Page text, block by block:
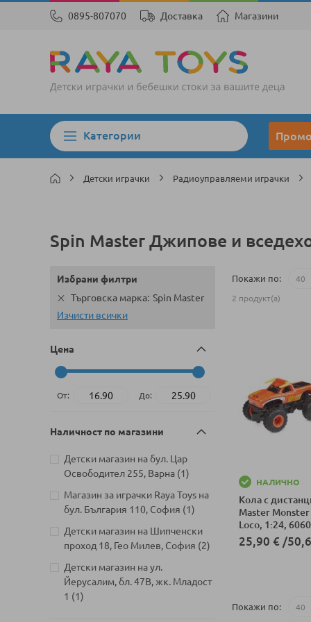
0895-807070 Доставка Магазини
Категории
Детски играчки Радиоуправляеми играчки
Spin Master Джипове и
Покажи по
2 продукт(а)
НАЛИЧНО
Кола с
Master Monster
Loco, 1:24,
25,90 € /
Покажи по
Избрани филтри
Търговска марка Spin Master
Изчисти всички
Цена
От: До:
Наличност по магазини
Детски магазин на бул. Цар
Освободител 255, Варна 1
артикул
Магазин за играчки Raya Toys на
бул. България 110, София
1
артикул
Детски магазин на Шипченски
проход 18, Гео Милев, София
2
артикули
Детски магазин на ул.
Йерусалим, бл. 47В, жк. Младост
1
1
артикул